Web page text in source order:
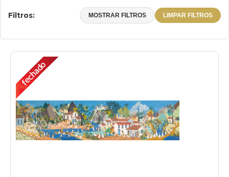
Filtros: MOSTRAR FILTROS LIMPAR FILTROS